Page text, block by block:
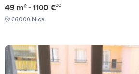
49 m² - 1100 €CC
06000 Nice